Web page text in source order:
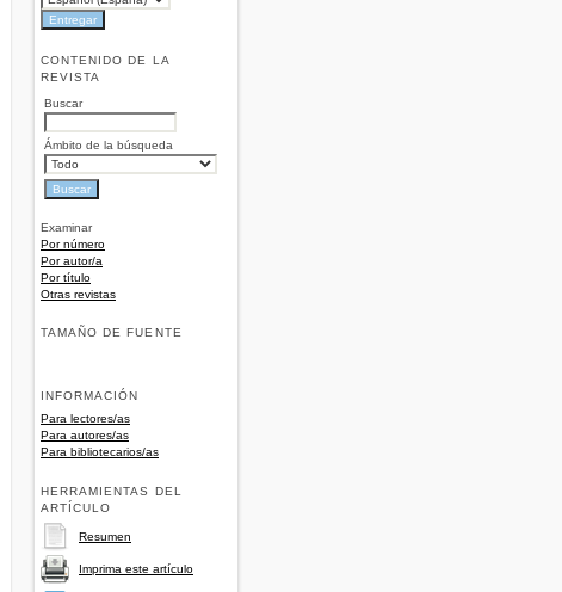
CONTENIDO DE LA
REVISTA
Buscar
Ámbito de la búsqueda
Examinar
Por número
Por autor/a
Por título
Otras revistas
TAMAÑO DE FUENTE
INFORMACIÓN
Para lectores/as
Para autores/as
Para bibliotecarios/as
HERRAMIENTAS DEL
ARTÍCULO
Resumen
Imprima este artículo